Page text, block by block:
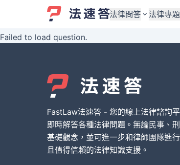
法律問答
婚姻與監護權
債務與債權
刑事犯罪案件
其他案件類型
法律專題
婚姻與監護
債務與債權
刑事犯罪案
其他案件類
Failed to load question.
FastLaw法速答 - 您的線上法律諮詢
即時解答各種法律問題。無論民事、
基礎觀念，並可進一步和律師團隊進
且值得信賴的法律知識支援。